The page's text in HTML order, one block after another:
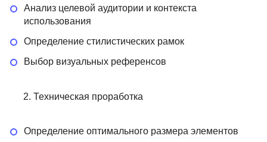
Анализ целевой аудитории и контекста
использования
Определение стилистических рамок
Выбор визуальных референсов
Техническая проработка
Определение оптимального размера элементов
курс